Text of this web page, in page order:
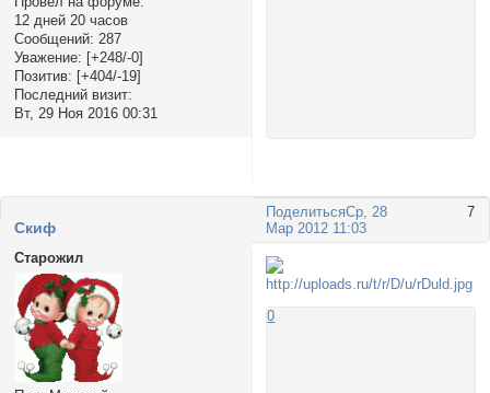
12 дней 20 часов
Сообщений: 287
Уважение: [+248/-0]
Позитив: [+404/-19]
Последний визит:
Вт, 29 Ноя 2016 00:31
Поделиться 7
Ср, 28
Мар 2012 11:03
Cкиф
Старожил
0